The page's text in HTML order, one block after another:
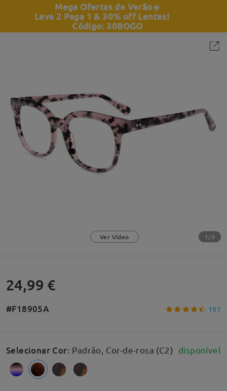
Mega Ofertas de Verão☀️
Leva 2 Paga 1 & 30% off Lentes!
Código: 30BOGO
Ver Vídeo 1/9
24,99 €
#F18905A 197
Selecionar Cor: Padrão, Cor-de-rosa (C2) disponível